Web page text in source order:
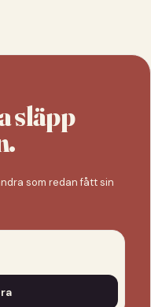
släpp
som redan fått sin